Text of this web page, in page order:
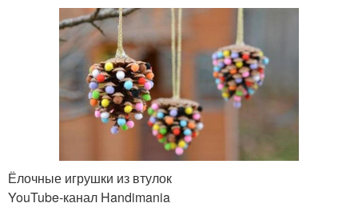
Ёлочные игрушки из втулок
YouTube‑канал Handimania